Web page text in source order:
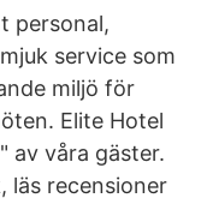
personal,
service som
miljö för
Elite Hotel
av våra gäster.
recensioner